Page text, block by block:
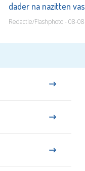
dader na nazitten
Redactie/Flashphoto - 08-